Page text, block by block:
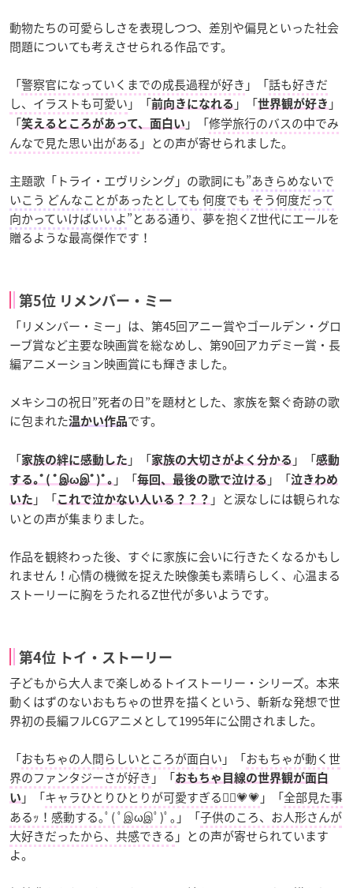
動物たちの可愛らしさを表現しつつ、差別や偏見といった社会
問題についても考えさせられる作品です。
「警察官になっていくまでの成長過程が好き 」「話も好きだ
し、イラストも可愛い 」「前向きになれる 」「世界観が好き 」
「笑えるところがあって、面白い 」「修学旅行のバスの中でみ
んなで見た思い出がある 」との声が寄せられました。
主題歌「トライ・エヴリシング」の歌詞にも”あきらめないで
いこう どんなことがあったとしても 何度でも そう何度だって
向かっていけばいいよ”とある通り、夢を抱くZ世代にエールを
贈るような最高傑作です！
第5位 リメンバー・ミー
「リメンバー・ミー」は、第45回アニー賞やゴールデン・グロ
ーブ賞など主要な映画賞を総なめし、第90回アカデミー賞・長
編アニメーション映画賞にも輝きました。
メキシコの祝日”死者の日”を題材とした、家族を繋ぐ奇跡の歌
に包まれた温かい作品です。
「家族の絆に感動した 」「家族の大切さがよく分かる 」「感動
する｡ﾟ( ﾟஇωஇﾟ)ﾟ｡ 」「毎回、最後の歌で泣ける 」「泣きわめ
いた 」「これで泣かない人いる？？？ 」と涙なしには観られな
いとの声が集まりました。
作品を観終わった後、すぐに家族に会いに行きたくなるかもし
れません！心情の機微を捉えた映像美も素晴らしく、心温まる
ストーリーに胸をうたれるZ世代が多いようです。
第4位 トイ・ストーリー
子どもから大人まで楽しめるトイストーリー・シリーズ。本来
動くはずのないおもちゃの世界を描くという、斬新な発想で世
界初の長編フルCGアニメとして1995年に公開されました。
「おもちゃの人間らしいところが面白い 」「おもちゃが動く世
界のファンタジーさが好き 」「おもちゃ目線の世界観が面白
い 」「キャラひとりひとりが可愛すぎる🤦‍♀️💗💗 」「全部見た事
あるｯ！感動する｡ﾟ( ﾟஇωஇﾟ)ﾟ｡ 」「子供のころ、お人形さんが
大好きだったから、共感できる 」との声が寄せられています
よ。